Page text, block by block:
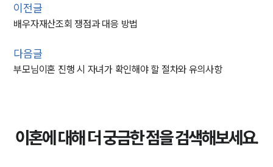
이전글
배우자재산조회 쟁점과 대응 방법
다음글
부모님이혼 진행 시 자녀가 확인해야 할 절차와 유의사항
이혼에 대해 더 궁금한 점을 검색해보세요.